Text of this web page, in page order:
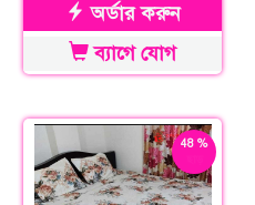
অর্ডার করুন
ব্যাগে যোগ
48 %